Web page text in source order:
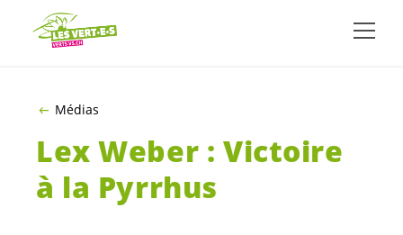
Médias
Lex Weber : Victoire
à la Pyrrhus